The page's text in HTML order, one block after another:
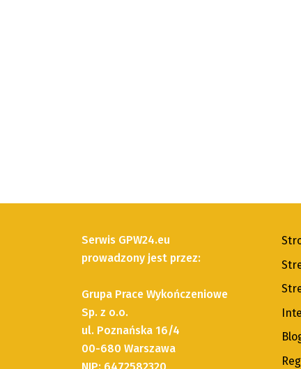
Serwis GPW24.eu
prowadzony jest przez:
Grupa Prace Wykończeniowe
Sp. z o.o.
ul. Poznańska 16/4
00-680 Warszawa